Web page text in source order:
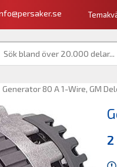
Generator 80 A 1-Wire, GM
2